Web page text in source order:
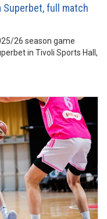
Superbet, full match
26 season game
in Tivoli Sports Hall,